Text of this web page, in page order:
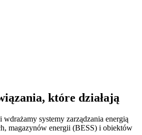
które działają
systemy zarządzania energią
magazynów energii (BESS) i obiektów